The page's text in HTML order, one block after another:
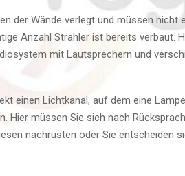
der Wände verlegt und müssen nicht
Anzahl Strahler ist bereits verbaut.
mit Lautsprechern und
einen Lichtkanal, auf dem eine
Hier müssen Sie sich nach
nachrüsten oder Sie entscheiden